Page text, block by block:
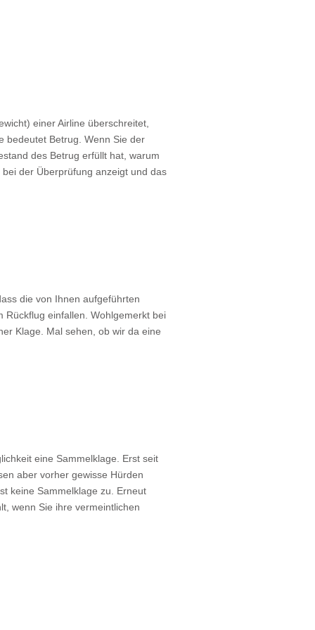
einer Airline überschreitet,
bedeutet Betrug. Wenn Sie der
des Betrug erfüllt hat, warum
der Überprüfung anzeigt und das
die von Ihnen aufgeführten
Rückflug einfallen. Wohlgemerkt bei
Klage. Mal sehen, ob wir da eine
eine Sammelklage. Erst seit
aber vorher gewisse Hürden
keine Sammelklage zu. Erneut
wenn Sie ihre vermeintlichen